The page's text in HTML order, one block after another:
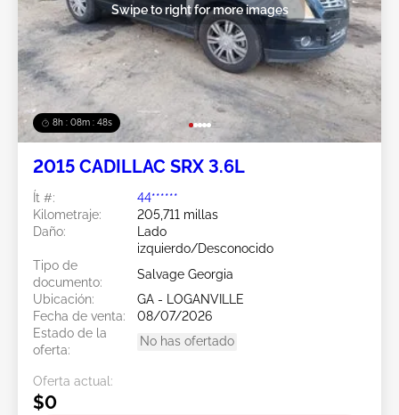
8h : 08m : 45s
Swipe to right for more images
2015 CADILLAC SRX 3.6L
Ít #:
44******
Kilometraje:
205,711 millas
Daño:
Lado
izquierdo/Desconocido
Tipo de
documento:
Salvage Georgia
Ubicación:
GA - LOGANVILLE
Fecha de venta:
08/07/2026
Estado de la
oferta:
No has ofertado
Oferta actual:
$0